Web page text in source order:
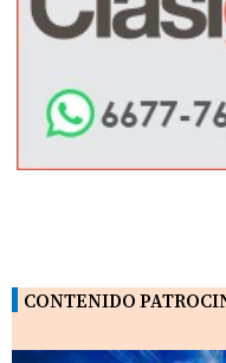
CONTENIDO